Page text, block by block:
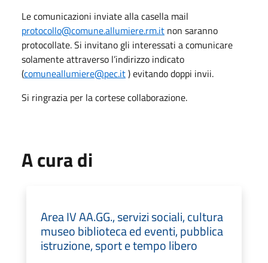
Le comunicazioni inviate alla casella mail
protocollo@comune.allumiere.rm.it non saranno
protocollate. Si invitano gli interessati a comunicare
solamente attraverso l’indirizzo indicato
(comuneallumiere@pec.it) evitando doppi invii.
Si ringrazia per la cortese collaborazione.
A cura di
Area IV AA.GG., servizi sociali, cultura
museo biblioteca ed eventi, pubblica
istruzione, sport e tempo libero